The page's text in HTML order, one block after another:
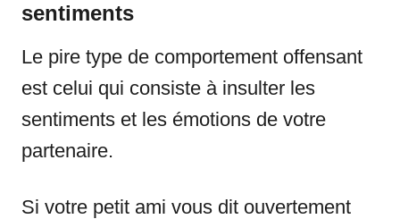
sentiments
Le pire type de comportement offensant
est celui qui consiste à insulter les
sentiments et les émotions de votre
partenaire.
Si votre petit ami vous dit ouvertement